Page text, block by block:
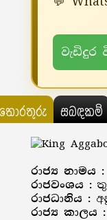
වැඩිදුර
සබඳකම්
රාජ්‍ය නාමය :
රාජවංශය :
රාජධානිය :
රාජ්‍ය කාලය :